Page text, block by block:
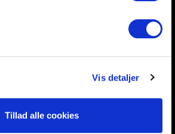
Vis detaljer
Tillad alle cookies